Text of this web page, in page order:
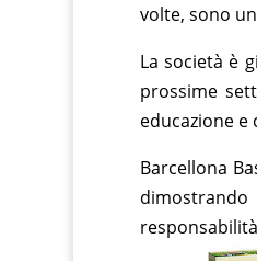
volte, sono
La società è
prossime
educazione
Barcellona